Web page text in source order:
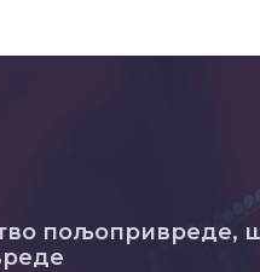
пољопривреде,